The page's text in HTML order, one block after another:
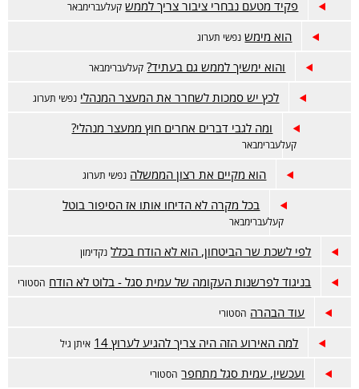
פקיד מטעם נבחרי ציבור צריך לממש קעלעברימבאר
הוא מימש נפשי תערוג
והוא ימשיך לממש גם בעתיד? קעלעברימבאר
לכץ יש סמכות לשחרר את המעצר המנהלי נפשי תערוג
ומה לגבי דברים אחרים חוץ ממעצר מנהלי?
קעלעברימבאר
הוא מקיים את רצון הממשלה נפשי תערוג
בכל מקרה לא הדיחו אותו אז הסיפור בוטל
קעלעברימבאר
לפי לשכת שר הביטחון, הוא לא הודח בכלל נקדימון
בניגוד לפרשנות העקומה של עמית סגל - בלוט לא הודח הסטורי
עוד הבהרה הסטורי
למה האירוע הזה היה צריך להגיע לערוץ 14 איתן גיל
ועכשיו, עמית סגל מתחפר הסטורי